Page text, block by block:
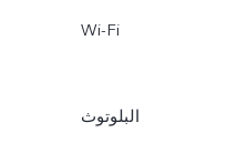
Wi-Fi
البلوتوث